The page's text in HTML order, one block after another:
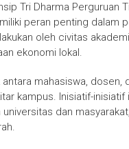
Tri Dharma Perguruan
peran penting dalam
oleh civitas
ekonomi lokal.
mahasiswa, dosen,
kampus. Inisiatif-
dan